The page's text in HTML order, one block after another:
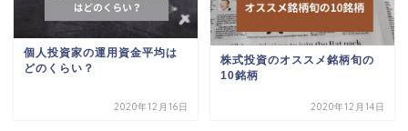
個人投資家の運用資金平均は
どのくらい？
2020年12月16日
株式投資のオススメ銘柄旬の
10銘柄
2020年12月14日